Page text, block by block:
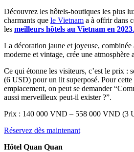
Découvrez les hôtels-boutiques les plus
charmants que le Vietnam a à offrir dans
les meilleurs hôtels au Vietnam en 2023.
La décoration jaune et joyeuse, combinée
moderne et vintage, crée une atmosphère
Ce qui étonne les visiteurs, c’est le prix :
(6 USD) pour un lit superposé. Pour cette
emplacement, on peut se demander
aussi merveilleux peut-il exister ?”.
Prix : 140 000 VND – 558 000 VND (3
Réservez dès maintenant
Hôtel Quan Quan